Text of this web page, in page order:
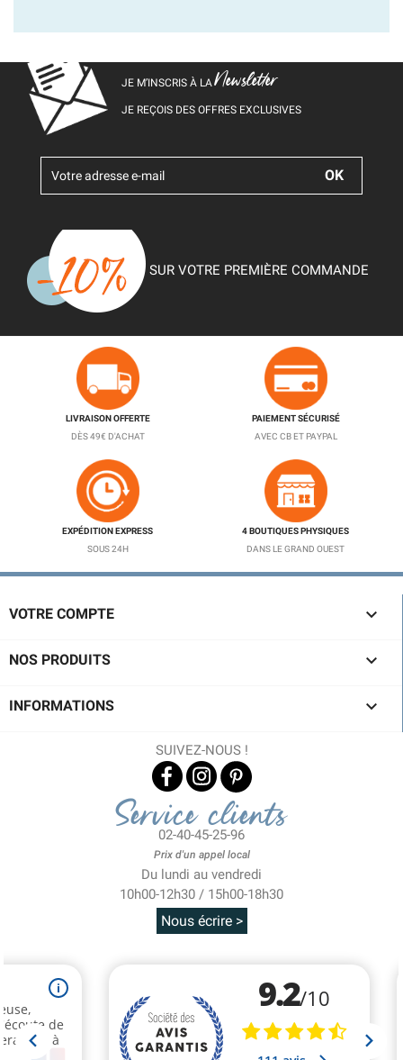
JE M’INSCRIS À LANewsletter
JE REÇOIS DES OFFRES EXCLUSIVES
SUR VOTRE PREMIÈRE COMMANDE
LIVRAISON OFFERTE
DÈS 49€ D'ACHAT
PAIEMENT SÉCURISÉ
AVEC CB ET PAYPAL
EXPÉDITION EXPRESS
SOUS 24H
4 BOUTIQUES PHYSIQUES
DANS LE GRAND OUEST
VOTRE COMPTE 
NOS PRODUITS 
INFORMATIONS 
SUIVEZ-NOUS !
Service clients
02-40-45-25-96
Prix d'un appel local
Du lundi au vendredi
10h00-12h30 / 15h00-18h30
Nous écrire >